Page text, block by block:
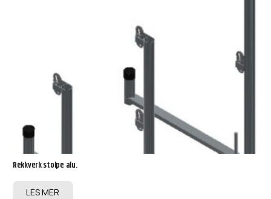
Rekkverk stolpe alu.
LES MER